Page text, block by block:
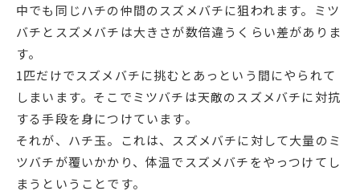
中でも同じハチの仲間のスズメバチに狙われます。ミツ
バチとスズメバチは大きさが数倍違うくらい差がありま
す。
1匹だけでスズメバチに挑むとあっという間にやられて
しまいます。そこでミツバチは天敵のスズメバチに対抗
する手段を身につけています。
それが、ハチ玉。これは、スズメバチに対して大量のミ
ツバチが覆いかかり、体温でスズメバチをやっつけてし
まうということです。